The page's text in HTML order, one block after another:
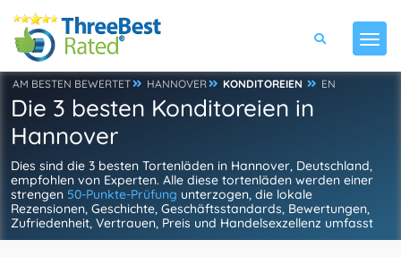
AM BESTEN BEWERTET HANNOVER KONDITOREIEN EN
Die 3 besten Konditoreien in
Hannover
Dies sind die 3 besten Tortenläden in Hannover, Deutschland,
empfohlen von Experten. Alle diese tortenläden werden einer
strengen 50-Punkte-Prüfung unterzogen, die lokale
Rezensionen, Geschichte, Geschäftsstandards, Bewertungen,
Zufriedenheit, Vertrauen, Preis und Handelsexzellenz umfasst